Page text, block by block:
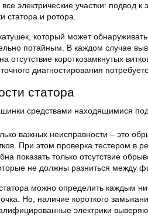
электрические участки: подвод к
статора и ротора.
который может
потайным. В каждом случае
отсутствие короткозамкнутых
диагностирования
статора
средствами находящимися
важных неисправности – это
При этом проверка тестером в
показать только отсутствие
не должны разниться между
можно определить каждым
Но, наличие короткого
электрики